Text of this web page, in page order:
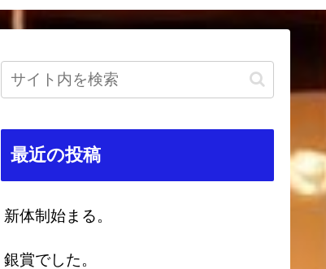
最近の投稿
新体制始まる。
銀賞でした。